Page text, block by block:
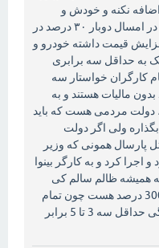
نکنه و خودش و
کارگران رو علاف نکنه فقط شیر لبنی در امسال دوبار ۳۰ درصد در
۴۰ درصداوایل بهمن ماه ۹۹ افزایش قیمت داشته خودرو و
به حداقل سه برابری
کارگران خواستار سه
مالیات هستند و به
دولت مردمی هست که باید
ولی اگر دولت
پارسال همونی که وزیر
اجرا کرد و به کارگر بینوا
همیشه ظالم سالم کی
گفته تورم 30 درصد هست تورم الان 300 درصد هست چون تمام
اقلام بهداشتی و مصرفی و لوازم خانگی حداقل سه 3 تا 5 برابر